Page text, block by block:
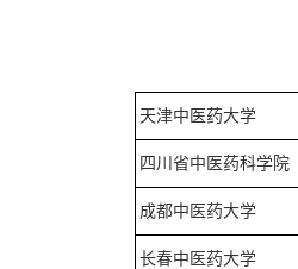
天津中医药大学
四川省中医药科学院
成都中医药大学
长春中医药大学